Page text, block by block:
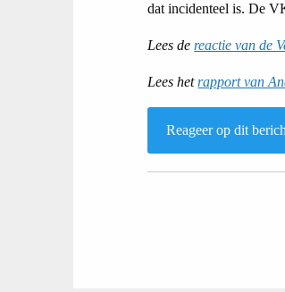
dat incidenteel is. De
Lees dereactie van de
Lees hetrapport van
Reageer op dit